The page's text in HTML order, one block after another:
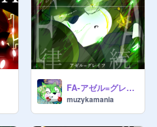
FA-アゼル=グレイフ-
muzykamania